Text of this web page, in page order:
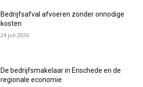
Bedrijfsafval afvoeren zonder onnodige
kosten
24 juli 2026
De bedrijfsmakelaar in Enschede en de
regionale economie